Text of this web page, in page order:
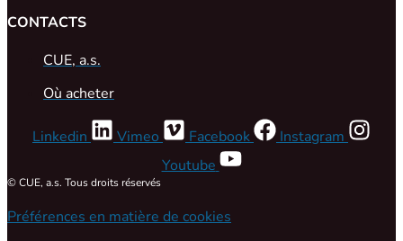
CONTACTS
CUE, a.s.
Où acheter
Linkedin Vimeo Facebook
Instagram
Youtube
© CUE, a.s. Tous droits réservés
Préférences en matière de cookies